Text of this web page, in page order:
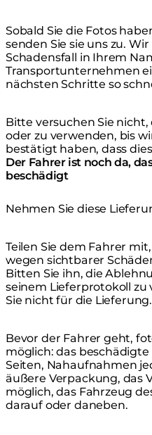
Sobald Sie die Fotos
senden Sie sie uns zu.
Schadensfall in Ihrem
Transportunternehmen
nächsten Schritte so
Bitte versuchen Sie nicht,
oder zu verwenden, bis
bestätigt haben, dass
Der Fahrer ist noch da,
beschädigt
Nehmen Sie diese
Teilen Sie dem Fahrer
wegen sichtbarer
Bitten Sie ihn, die
seinem Lieferprotokoll
Sie nicht für die Lieferung.
Bevor der Fahrer geht,
möglich: das
Seiten, Nahaufnahmen
äußere Verpackung, das
möglich, das Fahrzeug
darauf oder daneben.